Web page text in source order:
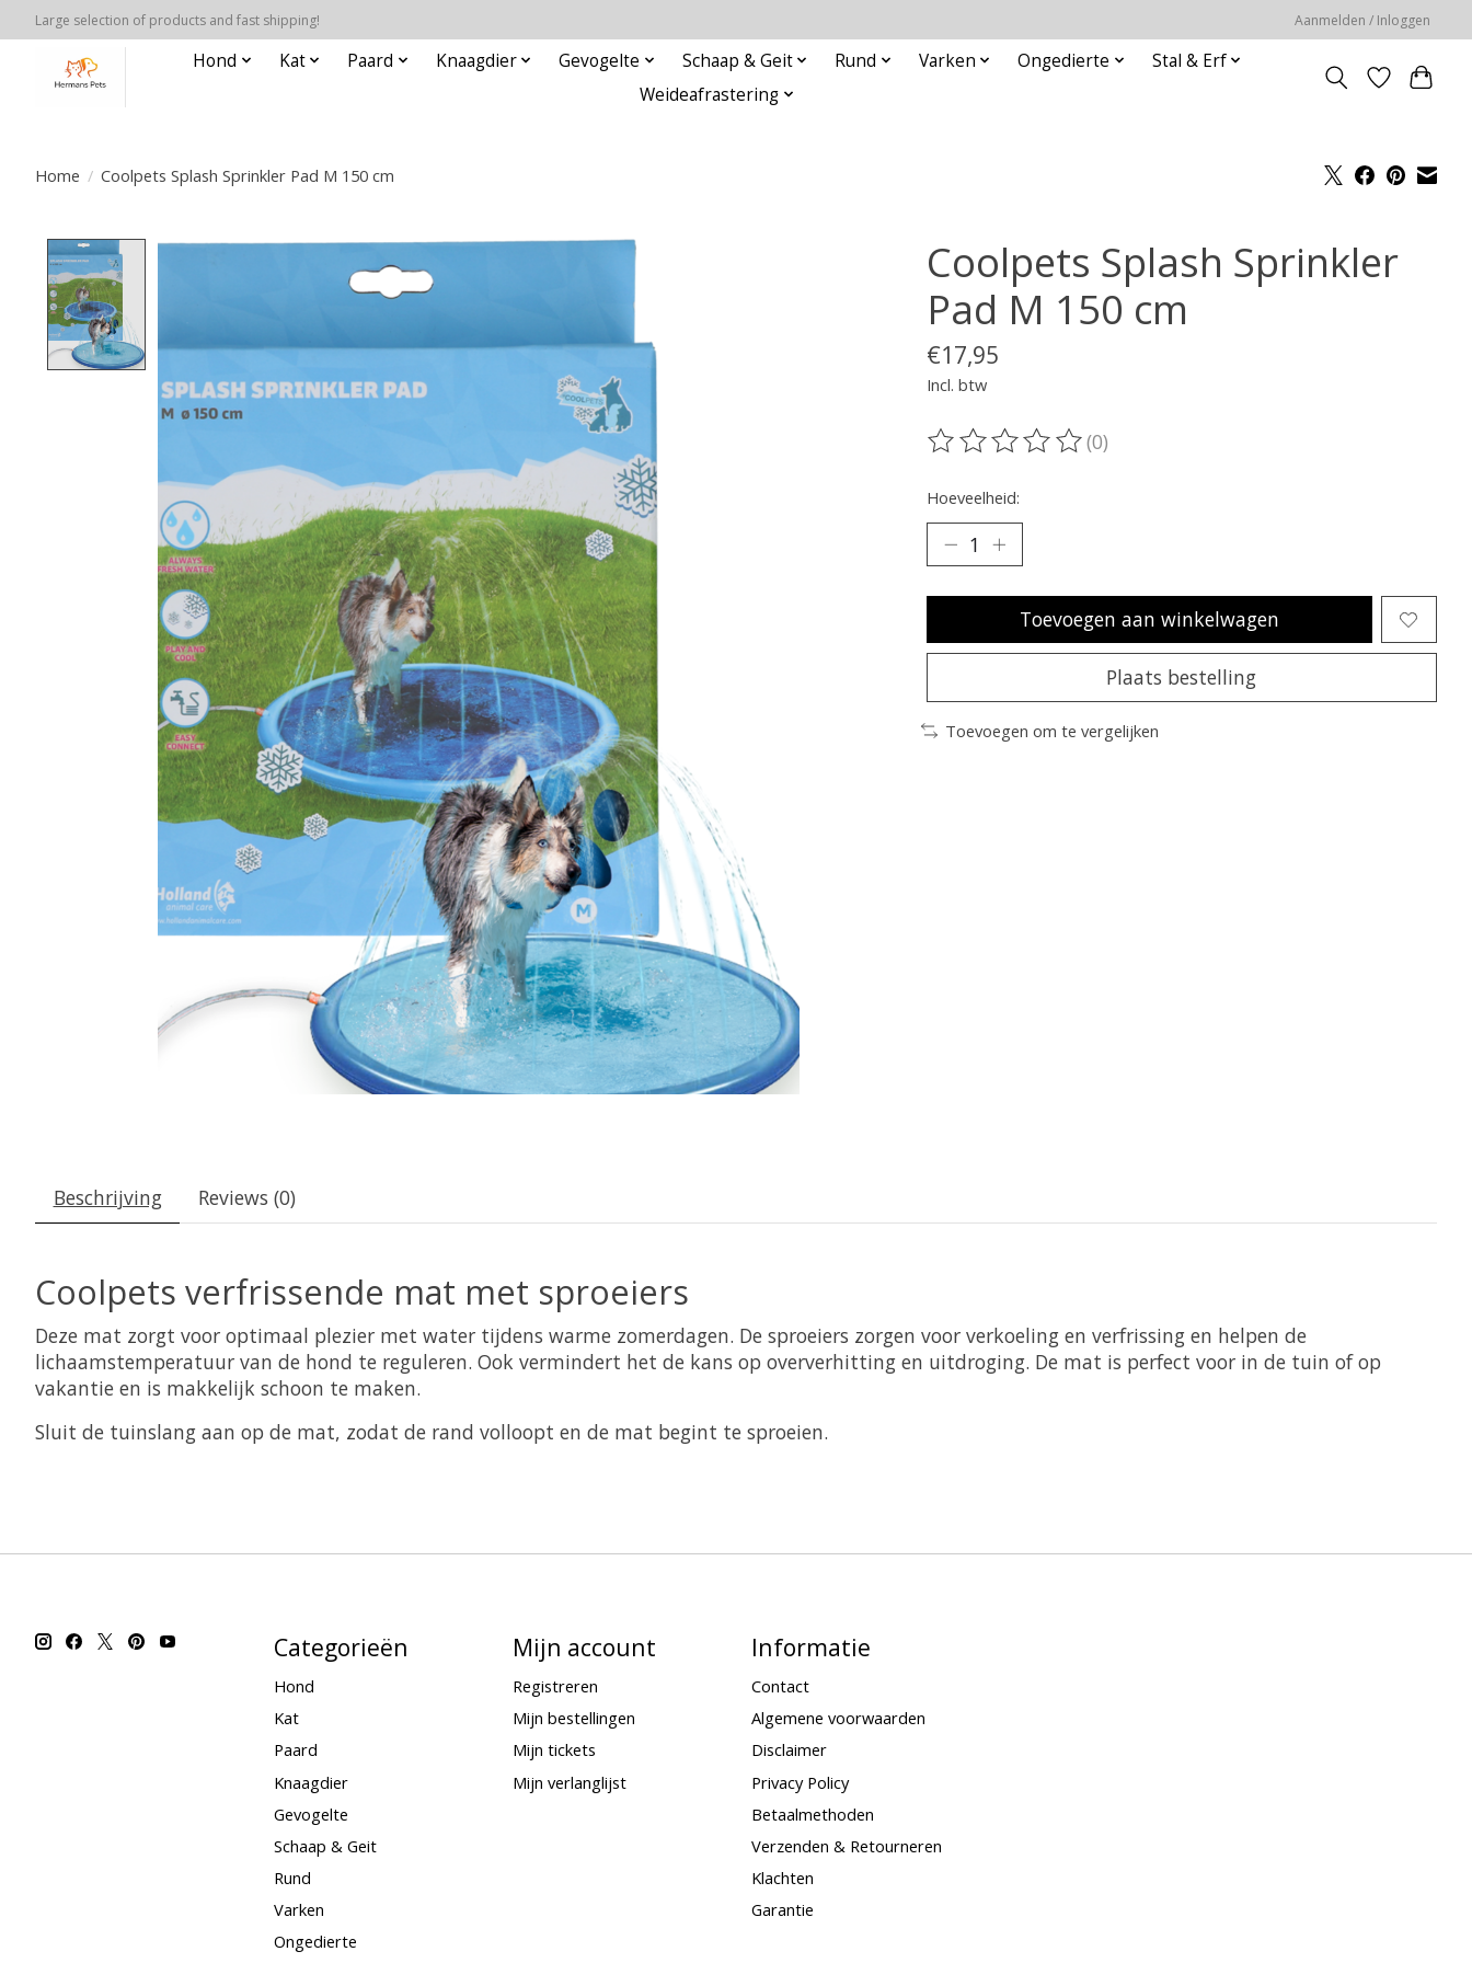
Large selection of products and fast shipping! Aanmelden / Inloggen
Hond Kat Paard Knaagdier Gevogelte Schaap & Geit Rund Varken Ongedierte
Stal & Erf
Weideafrastering
Home / Coolpets Splash Sprinkler Pad M 150 cm
Product image slideshow Items
Coolpets Splash Sprinkler
Pad M 150 cm
€17,95
Incl. btw
De beoordeling van dit product is
(0)
Hoeveelheid:
Toevoegen aan winkelwagen
Plaats bestelling
Toevoegen om te vergelijken
Beschrijving Reviews (0)
Coolpets verfrissende mat met sproeiers
Deze mat zorgt voor optimaal plezier met water tijdens warme zomerdagen. De sproeiers zorgen voor verkoeling en verfrissing en helpen de
lichaamstemperatuur van de hond te reguleren. Ook vermindert het de kans op oververhitting en uitdroging. De mat is perfect voor in de tuin of op
vakantie en is makkelijk schoon te maken.
Sluit de tuinslang aan op de mat, zodat de rand volloopt en de mat begint te sproeien.
Categorieën
Hond
Kat
Paard
Knaagdier
Gevogelte
Schaap & Geit
Rund
Varken
Ongedierte
Mijn account
Registreren
Mijn bestellingen
Mijn tickets
Mijn verlanglijst
Informatie
Contact
Algemene voorwaarden
Disclaimer
Privacy Policy
Betaalmethoden
Verzenden & Retourneren
Klachten
Garantie